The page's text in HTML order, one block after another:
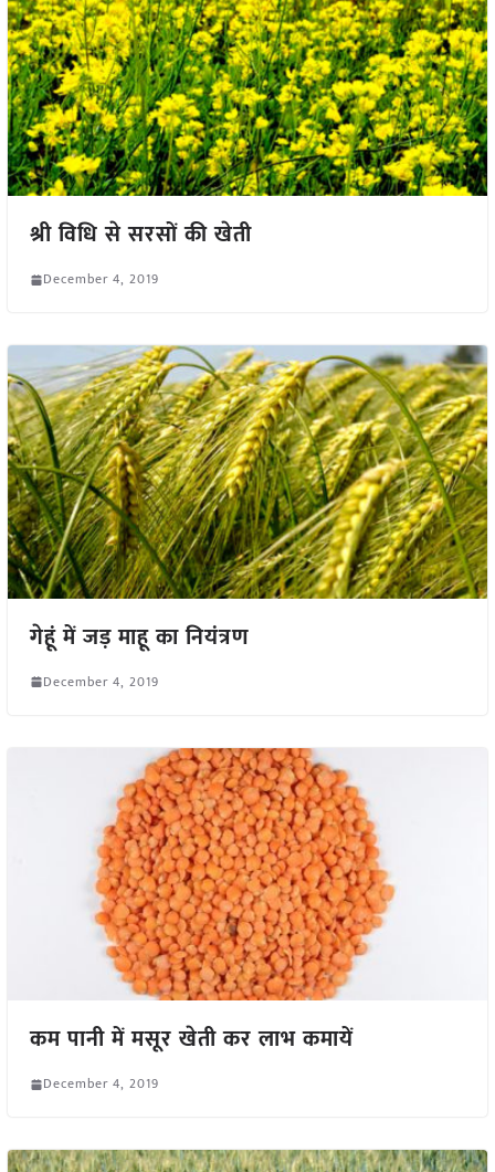
श्री विधि से सरसों की खेती
December 4, 2019
गेहूं में जड़ माहू का नियंत्रण
December 4, 2019
कम पानी में मसूर खेती कर लाभ कमायें
December 4, 2019